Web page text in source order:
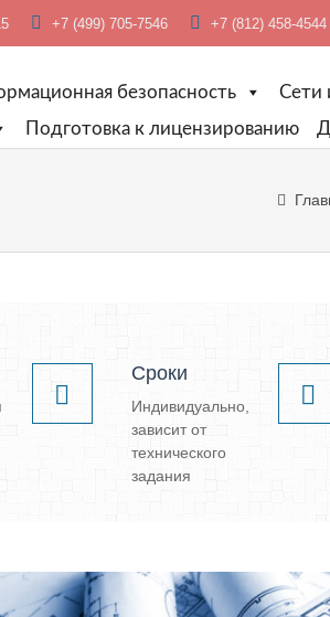
+7 (499) 705-7546 +7 (812) 458-4544
безопасность Сети
Подготовка к лицензированию
Сроки
Индивидуально,
зависит от
технического
задания